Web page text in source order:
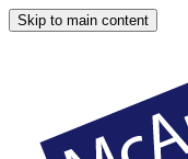
Skip to main content